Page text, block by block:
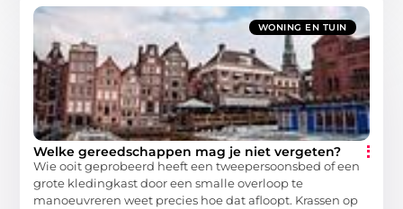
WONING EN TUIN
Welke gereedschappen mag je niet vergeten?
Wie ooit geprobeerd heeft een tweepersoonsbed of een
grote kledingkast door een smalle overloop te
manoeuvreren weet precies hoe dat afloopt. Krassen op